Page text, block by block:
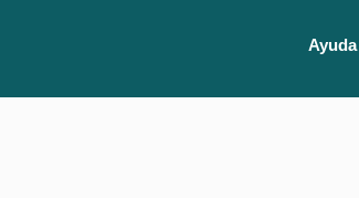
Ayuda